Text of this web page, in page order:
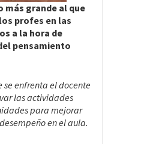
más grande al que
profes en las
a la hora de
pensamiento
se enfrenta el docente
las actividades
para mejorar
en el aula.